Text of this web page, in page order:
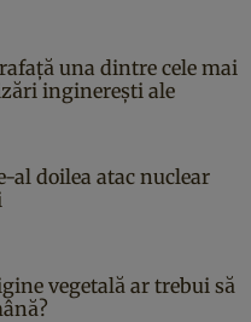
una dintre cele mai
inginerești ale
al doilea atac nuclear
vegetală ar trebui să